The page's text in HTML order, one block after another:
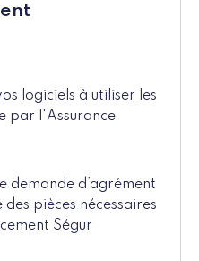
logiciels à utiliser les
par l'Assurance
demande d’agrément
des pièces nécessaires
Ségur